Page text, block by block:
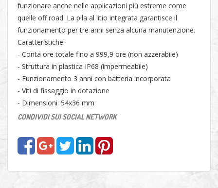
funzionare anche nelle applicazioni più estreme come
quelle off road. La pila al litio integrata garantisce il
funzionamento per tre anni senza alcuna manutenzione.
Caratteristiche:
- Conta ore totale fino a 999,9 ore (non azzerabile)
- Struttura in plastica IP68 (impermeabile)
- Funzionamento 3 anni con batteria incorporata
- Viti di fissaggio in dotazione
- Dimensioni: 54x36 mm
CONDIVIDI SUI SOCIAL NETWORK